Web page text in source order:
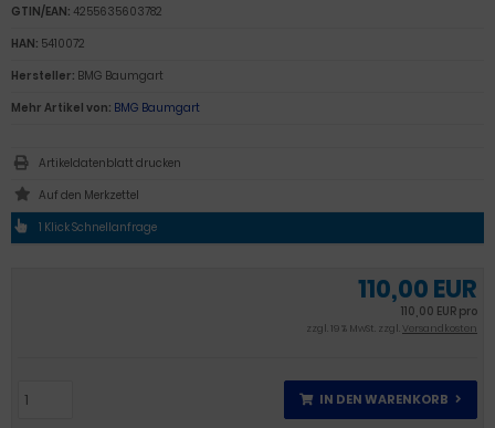
110,00 EUR
110,00 EUR pro
zzgl. 19 % MwSt. zzgl.Versandkosten
IN DEN WARENKORB
GTIN/EAN: 4255635603782
HAN: 5410072
Hersteller: BMG Baumgart
Mehr Artikel von: BMG Baumgart
Artikeldatenblatt drucken
1 Klick Schnellanfrage